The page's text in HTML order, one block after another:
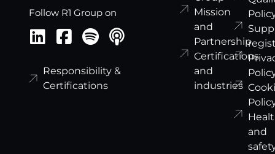
Follow R1 Group on
Responsibility &
Certifications
Mission
and
Partnership
Certifications
and
industries
and